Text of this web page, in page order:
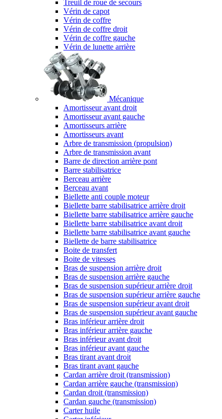
Treuil de roue de secours
Vérin de capot
Vérin de coffre
Vérin de coffre droit
Vérin de coffre gauche
Vérin de lunette arrière
Mécanique
Amortisseur avant droit
Amortisseur avant gauche
Amortisseurs arrière
Amortisseurs avant
Arbre de transmission (propulsion)
Arbre de transmission avant
Barre de direction arrière pont
Barre stabilisatrice
Berceau arrière
Berceau avant
Biellette anti couple moteur
Biellette barre stabilisatrice arrière droit
Biellette barre stabilisatrice arrière gauche
Biellette barre stabilisatrice avant droit
Biellette barre stabilisatrice avant gauche
Biellette de barre stabilisatrice
Boite de transfert
Boite de vitesses
Bras de suspension arrière droit
Bras de suspension arrière gauche
Bras de suspension supérieur arrière droit
Bras de suspension supérieur arrière gauche
Bras de suspension supérieur avant droit
Bras de suspension supérieur avant gauche
Bras inférieur arrière droit
Bras inférieur arrière gauche
Bras inférieur avant droit
Bras inférieur avant gauche
Bras tirant avant droit
Bras tirant avant gauche
Cardan arrière droit (transmission)
Cardan arrière gauche (transmission)
Cardan droit (transmission)
Cardan gauche (transmission)
Carter huile